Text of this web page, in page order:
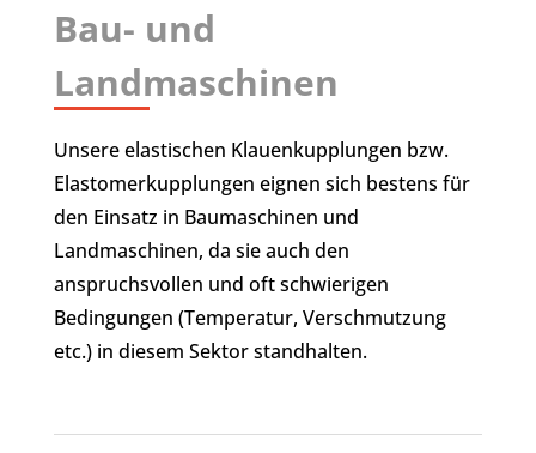
Bau- und
Landmaschinen
Unsere elastischen Klauenkupplungen bzw.
Elastomerkupplungen eignen sich bestens für
den Einsatz in Baumaschinen und
Landmaschinen, da sie auch den
anspruchsvollen und oft schwierigen
Bedingungen (Temperatur, Verschmutzung
etc.) in diesem Sektor standhalten.